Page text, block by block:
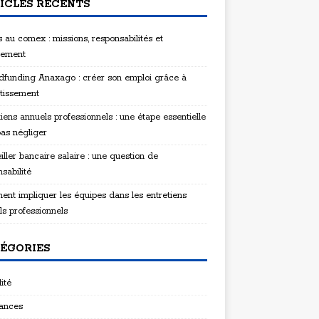
RÉCENTS
au comex : missions, responsabilités et
Anaxago : créer son emploi grâce à
annuels professionnels : une étape essentielle
négliger
bancaire salaire : une question de
impliquer les équipes dans les entretiens
professionnels